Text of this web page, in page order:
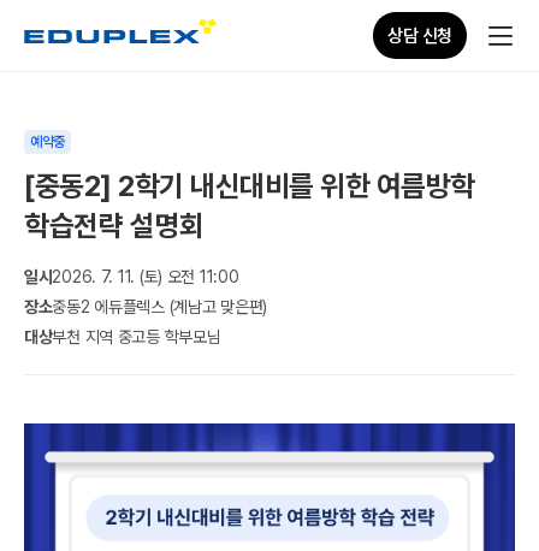
상담 신청
예약중
[중동2] 2학기 내신대비를 위한 여름방학
학습전략 설명회
일시2026. 7. 11. (토) 오전 11:00
장소중동2 에듀플렉스 (계남고 맞은편)
대상부천 지역 중고등 학부모님